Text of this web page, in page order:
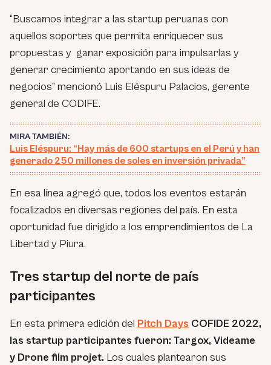
“Buscamos integrar a las startup peruanas con
aquellos soportes que permita enriquecer sus
propuestas y ganar exposición para impulsarlas y
generar crecimiento aportando en sus ideas de
negocios” mencionó Luis Eléspuru Palacios, gerente
general de CODIFE.
MIRA TAMBIÉN:
Luis Eléspuru: “Hay más de 600 startups en el Perú y han
generado 250 millones de soles en inversión privada”
En esa línea agregó que, todos los eventos estarán
focalizados en diversas regiones del país. En esta
oportunidad fue dirigido a los emprendimientos de La
Libertad y Piura.
Tres startup del norte de país
participantes
En esta primera edición del Pitch Days COFIDE 2022,
las startup participantes fueron: Targox, Videame
y Drone film projet. Los cuales plantearon sus